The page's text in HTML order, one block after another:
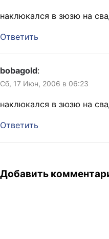
наклюкался в зюзю на
Ответить
bobagold:
Сб, 17 Июн, 2006 в 06:23
наклюкался в зюзю на
Ответить
Добавить